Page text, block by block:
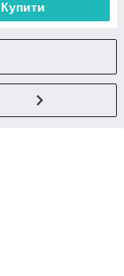
Купити